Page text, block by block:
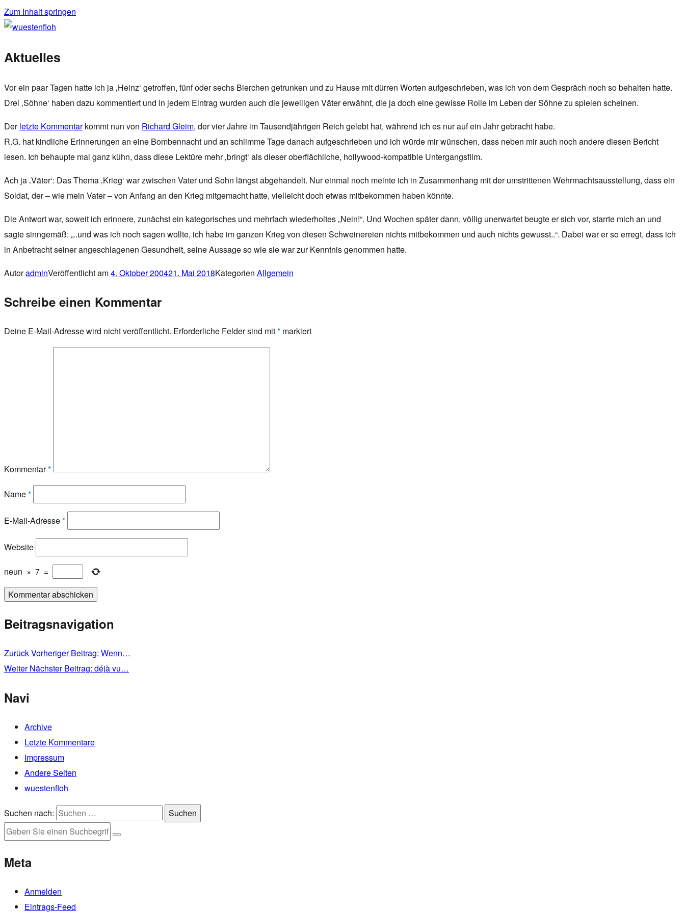
Zum Inhalt springen
wuestenfloh
Aktuelles
Vor ein paar Tagen hatte ich ja ‚Heinz‘ getroffen, fünf oder sechs Bierchen getrunken und zu Hause mit dürren Worten aufgeschrieben, was ich von dem Gespräch noch so behalten hatte.
Drei ‚Söhne‘ haben dazu kommentiert und in jedem Eintrag wurden auch die jeweiligen Väter erwähnt, die ja doch eine gewisse Rolle im Leben der Söhne zu spielen scheinen.
Derletzte Kommentarkommt nun von Richard Gleim, der vier Jahre im Tausendjährigen Reich gelebt hat, während ich es nur auf ein Jahr gebracht habe.
R.G. hat kindliche Erinnerungen an eine Bombennacht und an schlimme Tage danach aufgeschrieben und ich würde mir wünschen, dass neben mir auch noch andere diesen Bericht
lesen. Ich behaupte mal ganz kühn, dass diese Lektüre mehr ‚bringt‘ als dieser oberflächliche, hollywood-kompatible Untergangsfilm.
Ach ja ‚Väter‘: Das Thema ‚Krieg‘ war zwischen Vater und Sohn längst abgehandelt. Nur einmal noch meinte ich in Zusammenhang mit der umstrittenen Wehrmachtsausstellung, dass ein
Soldat, der – wie mein Vater – von Anfang an den Krieg mitgemacht hatte, vielleicht doch etwas mitbekommen haben könnte.
Die Antwort war, soweit ich erinnere, zunächst ein kategorisches und mehrfach wiederholtes „Nein!“. Und Wochen später dann, völlig unerwartet beugte er sich vor, starrte mich an und
sagte sinngemäß: „..und was ich noch sagen wollte, ich habe im ganzen Krieg von diesen Schweinereien nichts mitbekommen und auch nichts gewusst..“. Dabei war er so erregt, dass ich
in Anbetracht seiner angeschlagenen Gesundheit, seine Aussage so wie sie war zur Kenntnis genommen hatte.
AutoradminVeröffentlicht am4. Oktober 200421. Mai 2018Kategorien Allgemein
Schreibe einen Kommentar
Deine E-Mail-Adresse wird nicht veröffentlicht. Erforderliche Felder sind mit* markiert
Kommentar*
Name*
E-Mail-Adresse*
Website
neun × 7 =
Beitragsnavigation
ZurückVorheriger Beitrag: Wenn…
Weiter Nächster Beitrag: déjà vu…
Navi
Archive
Letzte Kommentare
Impressum
Andere Seiten
wuestenfloh
Suchen nach: Suchen
Meta
Anmelden
Eintrags-Feed